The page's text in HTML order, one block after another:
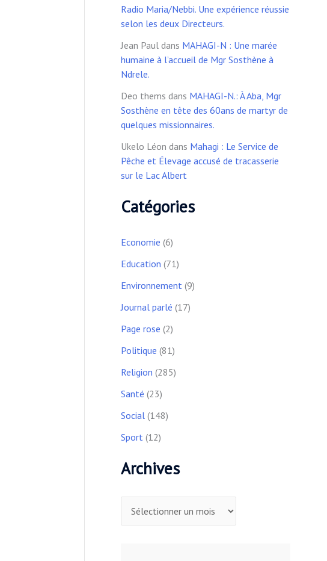
Radio Maria/Nebbi. Une expérience réussie
selon les deux Directeurs.
Jean Paul dans MAHAGI-N : Une marée
humaine à l’accueil de Mgr Sosthène à
Ndrele.
Deo thems dans MAHAGI-N.: À Aba, Mgr
Sosthène en tête des 60ans de martyr de
quelques missionnaires.
Ukelo Léon dans Mahagi : Le Service de
Pêche et Élevage accusé de tracasserie
sur le Lac Albert
Catégories
Economie (6)
Education (71)
Environnement(9)
Journal parlé (17)
Page rose (2)
Politique (81)
Religion (285)
Santé (23)
Social(148)
Sport(12)
Archives